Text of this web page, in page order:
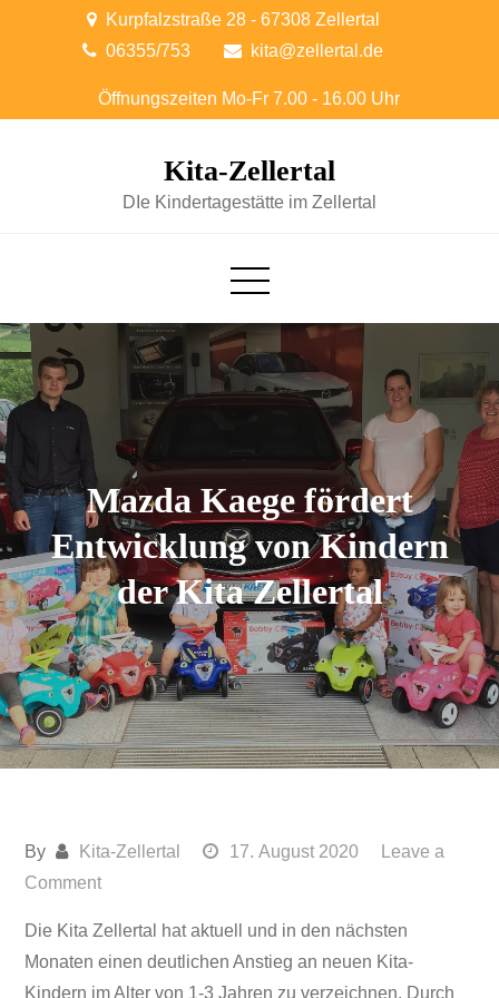
Kurpfalzstraße 28 - 67308 Zellertal
06355/753
kita@zellertal.de
Kita-Zellertal
DIe Kindertagestätte im Zellertal
Mazda Kaege fördert
Entwicklung von Kindern
der Kita Zellertal
By Kita-Zellertal 17. August 2020
Leave a
Commenton
Die Kita Zellertal hat aktuell und in den nächsten
Monaten einen deutlichen Anstieg an neuen Kita-
Kindern im Alter von 1-3 Jahren zu verzeichnen. Durch